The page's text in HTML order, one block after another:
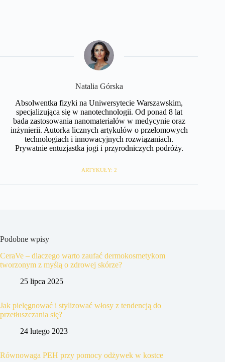
Natalia Górska
Absolwentka fizyki na Uniwersytecie Warszawskim,
specjalizująca się w nanotechnologii. Od ponad 8 lat
bada zastosowania nanomateriałów w medycynie oraz
inżynierii. Autorka licznych artykułów o przełomowych
technologiach i innowacyjnych rozwiązaniach.
Prywatnie entuzjastka jogi i przyrodniczych podróży.
ARTYKUŁY: 2
Podobne wpisy
CeraVe – dlaczego warto zaufać dermokosmetykom
tworzonym z myślą o zdrowej skórze?
25 lipca 2025
Jak pielęgnować i stylizować włosy z tendencją do
przetłuszczania się?
24 lutego 2023
Równowaga PEH przy pomocy odżywek w kostce